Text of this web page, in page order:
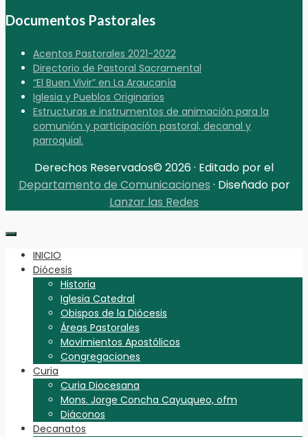
Documentos Pastorales
Acentos Pastorales 2021-2022
Directorio de Pastoral Sacramental
“El Buen Vivir” en La Araucanía
Iglesia y Pueblos Originarios
Estructuras e instrumentos de animación para la
comunión y participación pastoral, decanal y
parroquial.
Derechos Reservados© 2026 · Editado por el
Departamento de Comunicaciones · Diseñado por
Lanzar las Redes
INICIO
Diócesis
Historia
Iglesia Catedral
Obispos de la Diócesis
Áreas Pastorales
Movimientos Apostólicos
Congregaciones
Curia
Curia Diocesana
Mons. Jorge Concha Cayuqueo, ofm
Diáconos
Decanatos